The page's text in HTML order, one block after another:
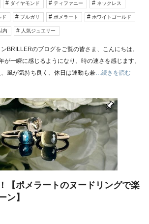
ダイヤモンド ティファニー ネックレス
ド ブルガリ ポメラート ホワイトゴールド
内 人気ジュエリー
BRILLERのブログをご覧の皆さま、こんにちは。
が一瞬に感じるようになり、時の速さを感じます。
風が気持ち良く、休日は運動も兼…続きを読む
【ポメラートのヌードリングで楽
】